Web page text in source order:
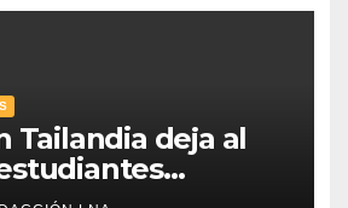
Tailandia deja al
heridos